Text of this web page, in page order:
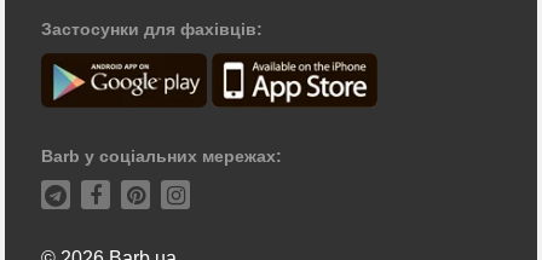
Застосунки для фахівців:
Barb у соціальних мережах: